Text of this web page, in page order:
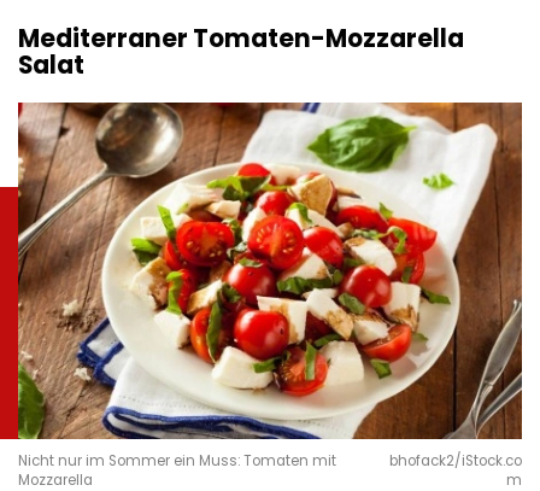
Mediterraner Tomaten-Mozzarella
Salat
Nicht nur im Sommer ein Muss: Tomaten mit
Mozzarella
bhofack2/iStock.co
m